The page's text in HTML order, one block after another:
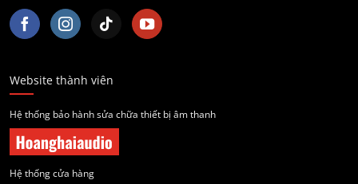
Website thành viên
Hệ thống bảo hành sửa chữa thiết bị âm thanh
Hệ thống cửa hàng